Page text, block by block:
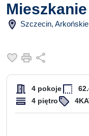
Szczecin, Arkońskie
Dodaj do
Drukuj
4 pokoje
4 piętro